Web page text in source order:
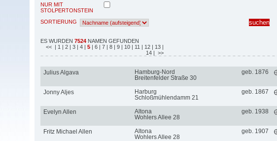
NUR MIT
STOLPERTONSTEIN
SORTIERUNG
ES WURDEN 7524 NAMEN GEFUNDEN
<< | 1 | 2 | 3 | 4 | 5 | 6 | 7 | 8 | 9 | 10 | 11 | 12 | 13 |
14 | >>
Julius Algava
Hamburg-Nord
Breitenfelder Straße 30
geb. 1876
Jonny Aljes
Harburg
Schloßmühlendamm 21
geb. 1867
Evelyn Allen
Altona
Wohlers Allee 28
geb. 1938
Fritz Michael Allen
Altona
Wohlers Allee 28
geb. 1907